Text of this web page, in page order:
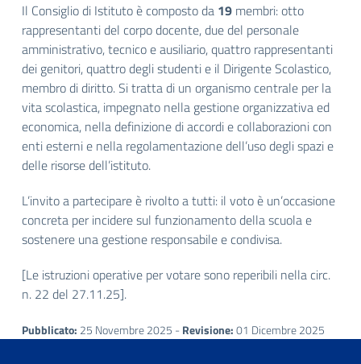
Il Consiglio di Istituto è composto da 19 membri: otto
rappresentanti del corpo docente, due del personale
amministrativo, tecnico e ausiliario, quattro rappresentanti
dei genitori, quattro degli studenti e il Dirigente Scolastico,
membro di diritto. Si tratta di un organismo centrale per la
vita scolastica, impegnato nella gestione organizzativa ed
economica, nella definizione di accordi e collaborazioni con
enti esterni e nella regolamentazione dell’uso degli spazi e
delle risorse dell’istituto.
L’invito a partecipare è rivolto a tutti: il voto è un’occasione
concreta per incidere sul funzionamento della scuola e
sostenere una gestione responsabile e condivisa.
[Le istruzioni operative per votare sono reperibili nella circ.
n. 22 del 27.11.25].
Pubblicato: 25 Novembre 2025 -Revisione:01 Dicembre 2025